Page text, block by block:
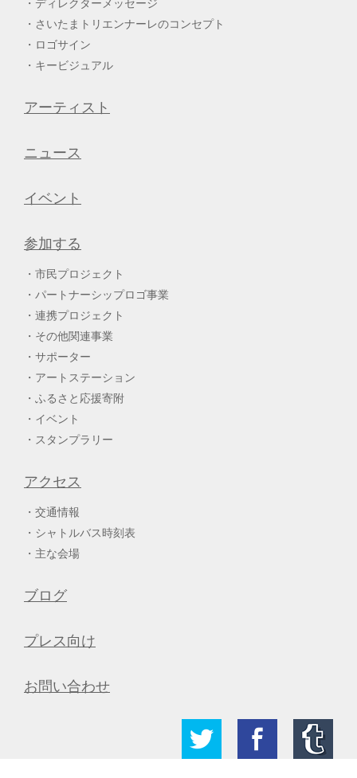
ディレクターメッセージ
さいたまトリエンナーレのコンセプト
ロゴサイン
キービジュアル
アーティスト
ニュース
イベント
参加する
市民プロジェクト
パートナーシップロゴ事業
連携プロジェクト
その他関連事業
サポーター
アートステーション
ふるさと応援寄附
イベント
スタンプラリー
アクセス
交通情報
シャトルバス時刻表
主な会場
ブログ
プレス向け
お問い合わせ